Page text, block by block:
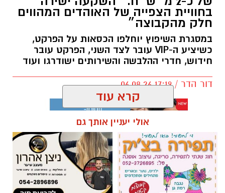
בחוויית הצפייה של האוהדים המהווים
חלק מהקבוצה״
במסגרת השיפוץ יוחלפו הכסאות על הפרקט,
כשיציע ה-VIP עובר לצד השני, הפרקט עובר
חידוש, חדרי ההלבשה והשירותים ישודרגו ועוד
דור הדר / 17:19 06.08.26
תגים:כרמל שאמה הכהן מכבי עירוני רמת גן, זיסמן
אולם זיסמן ברמת גן, אולמה הביתי של מכבי
קרא עוד
אולי יעניין אותך גם